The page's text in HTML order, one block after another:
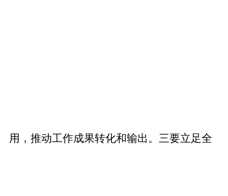
用，推动工作成果转化和输出。三要立足全